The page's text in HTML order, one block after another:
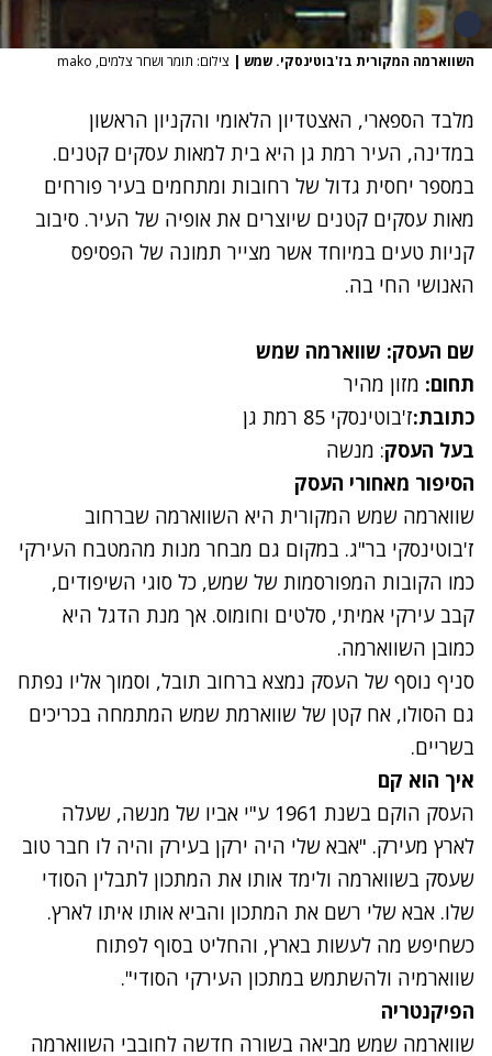
השווארמה המקורית בז'בוטינסקי. שמש | צילום: תומר ושחר צלמים, mako
מלבד הספארי, האצטדיון הלאומי והקניון הראשון
במדינה, העיר רמת גן היא בית למאות עסקים קטנים.
במספר יחסית גדול של רחובות ומתחמים בעיר פורחים
מאות עסקים קטנים שיוצרים את אופיה של העיר. סיבוב
קניות טעים במיוחד אשר מצייר תמונה של הפסיפס
האנושי החי בה.
שם העסק: שווארמה שמש
תחום: מזון מהיר
כתובת:ז'בוטינסקי 85 רמת גן
בעל העסק: מנשה
הסיפור מאחורי העסק
שווארמה שמש המקורית היא השווארמה שברחוב
ז'בוטינסקי בר"ג. במקום גם מבחר מנות מהמטבח העירקי
כמו הקובות המפורסמות של שמש, כל סוגי השיפודים,
קבב עירקי אמיתי, סלטים וחומוס. אך מנת הדגל היא
כמובן השווארמה.
סניף נוסף של העסק נמצא ברחוב תובל, וסמוך אליו נפתח
גם הסולו, אח קטן של שווארמת שמש המתמחה בכריכים
בשריים.
איך הוא קם
העסק הוקם בשנת 1961 ע"י אביו של מנשה, שעלה
לארץ מעירק. "אבא שלי היה ירקן בעירק והיה לו חבר טוב
שעסק בשווארמה ולימד אותו את המתכון לתבלין הסודי
שלו. אבא שלי רשם את המתכון והביא אותו איתו לארץ.
כשחיפש מה לעשות בארץ, והחליט בסוף לפתוח
שווארמיה ולהשתמש במתכון העירקי הסודי".
הפיקנטריה
שווארמה שמש מביאה בשורה חדשה לחובבי השווארמה